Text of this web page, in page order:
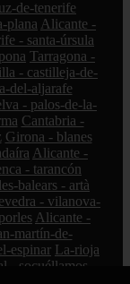
de-tenerife
plana Alicante -
- santa-úrsula
Tarragona -
- castilleja-de-
del-aljarafe
- palos-de-la-
Cantabria -
Girona - blanes
Alicante -
- tarancón
balears - artà
- vilanova-
Alicante -
martín-de-
espinar La-rioja
- socuéllamos